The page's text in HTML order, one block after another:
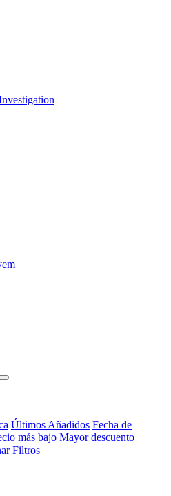
Últimos Añadidos Fecha de
más bajo Mayor descuento
Filtros